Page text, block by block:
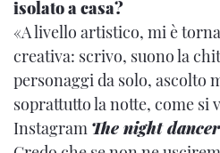
isolato a casa?
«A livello artistico, mi è
creativa: scrivo, suono la
personaggi da solo, ascolto
soprattutto la notte, come si
Instagram The night dancer